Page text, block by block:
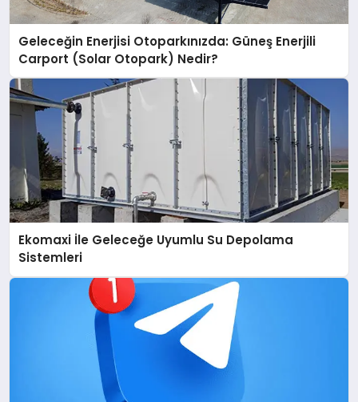
Geleceğin Enerjisi Otoparkınızda: Güneş Enerjili
Carport (Solar Otopark) Nedir?
Ekomaxi İle Geleceğe Uyumlu Su Depolama
Sistemleri